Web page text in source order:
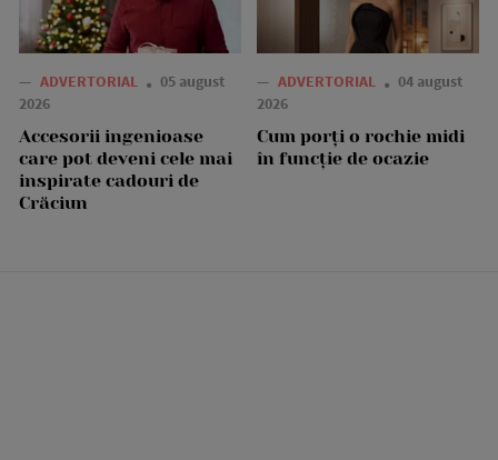
— ADVERTORIAL
05 august
2026
Accesorii ingenioase
care pot deveni cele mai
inspirate cadouri de
Crăciun
— ADVERTORIAL
04 august
2026
Cum porți o rochie midi
în funcție de ocazie